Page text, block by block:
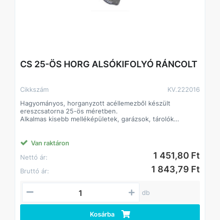
CS 25-ÖS HORG ALSÓKIFOLYÓ RÁNCOLT
Cikkszám
KV.222016
Hagyományos, horganyzott acéllemezből készült
ereszcsatorna 25-ös méretben.
Alkalmas kisebb melléképületek, garázsok, tárolók
színű és anyagú tetőfelülethez.
Az elemek összeillesztése történhet forrasztással vagy
ragasztó-tömítőanyagok felhasználásával.
A lefolyórendszerben használatos hattyúnyak és
kifolyócső hagyományos, ráncolt kivitelben készült.
Van raktáron
Nettó ár:
1 451,80 Ft
Bruttó ár: 1 843,79 Ft
db
Kosárba